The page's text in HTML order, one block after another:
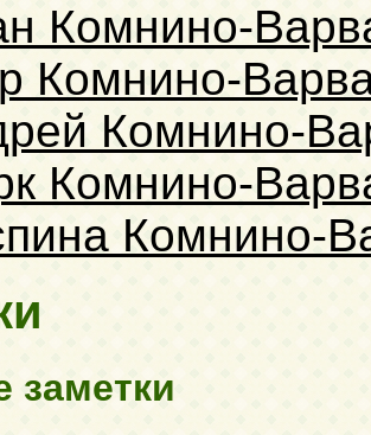
Комнино-
Комнино-
Комнино-
Комнино-
Комнино-
заметки